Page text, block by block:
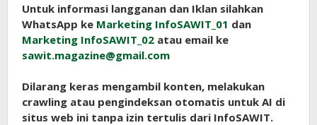
Untuk informasi langganan dan Iklan silahkan
WhatsApp ke Marketing InfoSAWIT_01 dan
Marketing InfoSAWIT_02 atau email ke
sawit.magazine@gmail.com
Dilarang keras mengambil konten, melakukan
crawling atau pengindeksan otomatis untuk AI di
situs web ini tanpa izin tertulis dari InfoSAWIT.